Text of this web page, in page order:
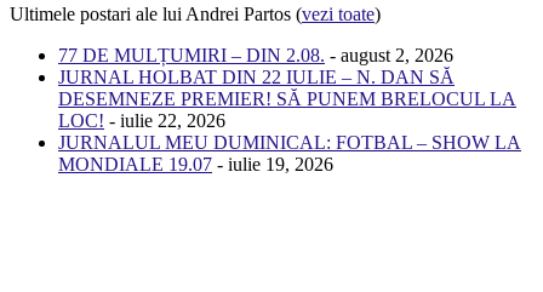
Ultimele postari ale lui Andrei Partos (vezi toate)
77 DE MULȚUMIRI – DIN 2.08. - august 2, 2026
JURNAL HOLBAT DIN 22 IULIE – N. DAN SĂ
DESEMNEZE PREMIER! SĂ PUNEM BRELOCUL LA
LOC! - iulie 22, 2026
JURNALUL MEU DUMINICAL: FOTBAL – SHOW LA
MONDIALE 19.07 - iulie 19, 2026